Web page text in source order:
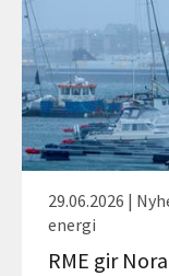
29.06.2026 |
energi
RME gir